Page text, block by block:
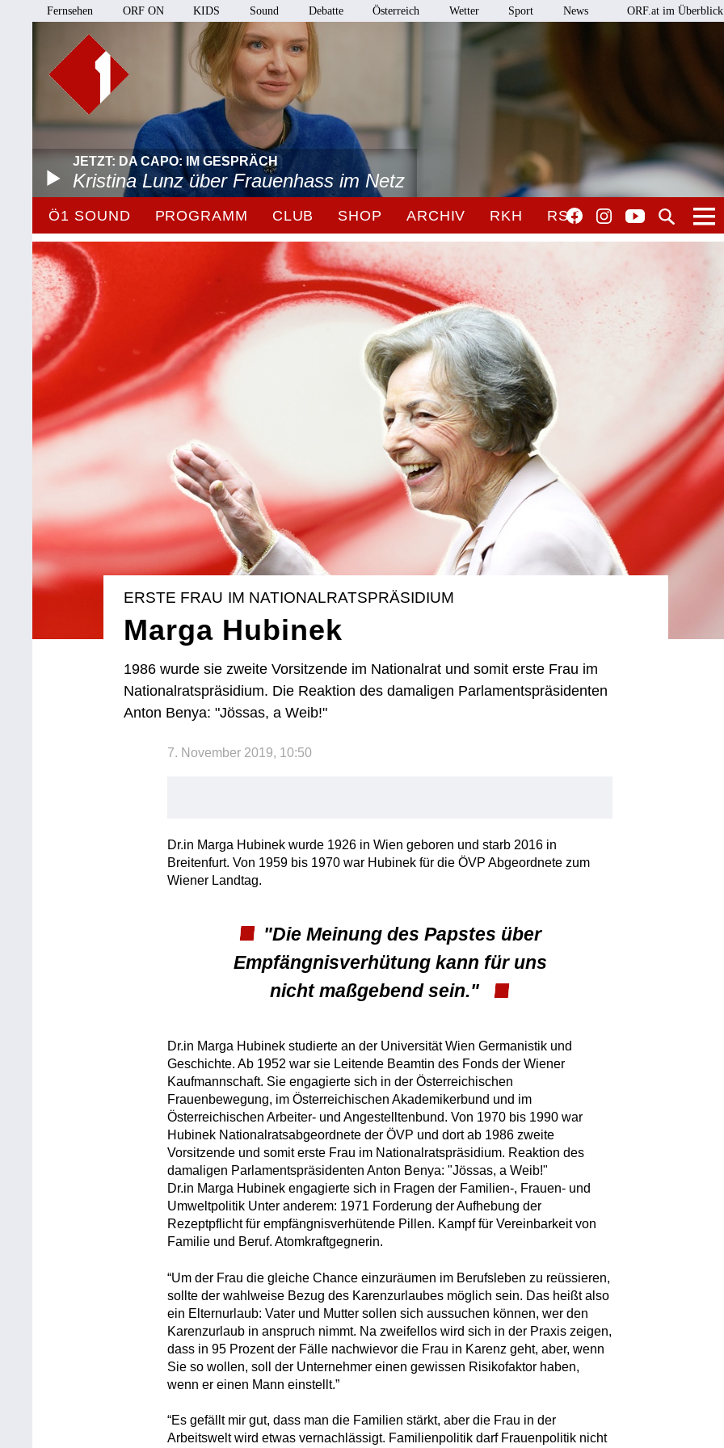
Fernsehen ORF ON KIDS Sound Debatte Österreich Wetter Sport News ORF.at im Überblick
JETZT: DA CAPO: IM GESPRÄCH
Kristina Lunz über Frauenhass im Netz
Ö1 SOUND PROGRAMM CLUB SHOP ARCHIV RKH RSO
ERSTE FRAU IM NATIONALRATSPRÄSIDIUM
Marga Hubinek
1986 wurde sie zweite Vorsitzende im Nationalrat und somit erste Frau im
Nationalratspräsidium. Die Reaktion des damaligen Parlamentspräsidenten
Anton Benya: "Jössas, a Weib!"
7. November 2019, 10:50
Dr.in Marga Hubinek wurde 1926 in Wien geboren und starb 2016 in
Breitenfurt. Von 1959 bis 1970 war Hubinek für die ÖVP Abgeordnete zum
Wiener Landtag.
"Die Meinung des Papstes über
Empfängnisverhütung kann für uns
nicht maßgebend sein."
Dr.in Marga Hubinek studierte an der Universität Wien Germanistik und
Geschichte. Ab 1952 war sie Leitende Beamtin des Fonds der Wiener
Kaufmannschaft. Sie engagierte sich in der Österreichischen
Frauenbewegung, im Österreichischen Akademikerbund und im
Österreichischen Arbeiter- und Angestelltenbund. Von 1970 bis 1990 war
Hubinek Nationalratsabgeordnete der ÖVP und dort ab 1986 zweite
Vorsitzende und somit erste Frau im Nationalratspräsidium. Reaktion des
damaligen Parlamentspräsidenten Anton Benya: "Jössas, a Weib!"
Dr.in Marga Hubinek engagierte sich in Fragen der Familien-, Frauen- und
Umweltpolitik Unter anderem: 1971 Forderung der Aufhebung der
Rezeptpflicht für empfängnisverhütende Pillen. Kampf für Vereinbarkeit von
Familie und Beruf. Atomkraftgegnerin.
“Um der Frau die gleiche Chance einzuräumen im Berufsleben zu reüssieren,
sollte der wahlweise Bezug des Karenzurlaubes möglich sein. Das heißt also
ein Elternurlaub: Vater und Mutter sollen sich aussuchen können, wer den
Karenzurlaub in anspruch nimmt. Na zweifellos wird sich in der Praxis zeigen,
dass in 95 Prozent der Fälle nachwievor die Frau in Karenz geht, aber, wenn
Sie so wollen, soll der Unternehmer einen gewissen Risikofaktor haben,
wenn er einen Mann einstellt.”
“Es gefällt mir gut, dass man die Familien stärkt, aber die Frau in der
Arbeitswelt wird etwas vernachlässigt. Familienpolitik darf Frauenpolitik nicht